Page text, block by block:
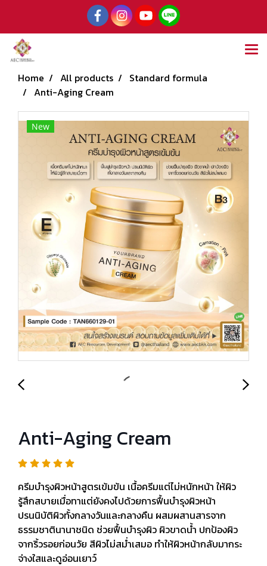
Home All products
Standard formula
Anti-Aging Cream
New
Anti-Aging Cream
ครีมบำรุงผิวหน้าสูตรเข้มข้น เนื้อครีมแต่ไม่หนักหน้า ให้ผิว
รู้สึกสบายเมื่อทาแต่ยังคงไปด้วยการฟื้นบำรุงผิวหน้า
ปรนนิบัติผิวทั้งกลางวันและกลางคืน ผสมผสานสารจาก
ธรรมชาตินานาชนิด ช่วยฟื้นบำรุงผิว ผิวขาดน้ำ ปกป้องผิว
จากริ้วรอยก่อนวัย สีผิวไม่สม่ำเสมอ ทำให้ผิวหน้ากลับมากระ
จ่างใสและดูอ่อนเยาว์